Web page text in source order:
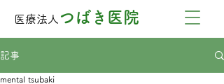
医療法人 つばき医院
記事
mental tsubaki